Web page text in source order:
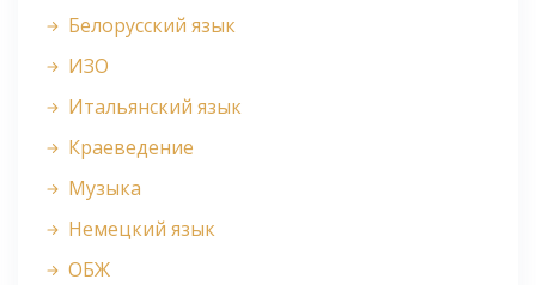
Белорусский язык
ИЗО
Итальянский язык
Краеведение
Музыка
Немецкий язык
ОБЖ